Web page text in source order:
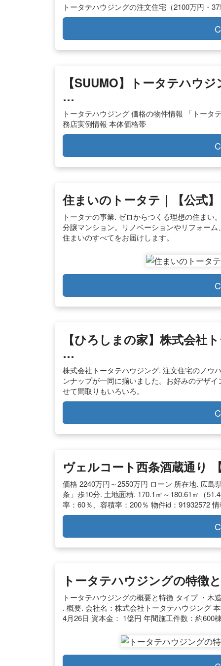
トータテハウジングの注文住宅（2100万円・
【SUUMO】トータテハウ
…
トータテハウジング 価格の物件情報 「トー
務店実例情報 本体価格帯
住まいのトータテ｜【公式
トータテの事業. ゼロからつくる理想の住ま
分譲マンション。リノベーションやリフォー
住まいのすべてをお届けします。
【ひろしまの家】株式会社
…
株式会社トータテハウジング. 注文住宅のノウ
ンナップが一同に揃いました。お好みのデザ
せて間取りもいろいろ。
ヴェルコート西条酒蔵通り
価格 2240万円～2550万円 ローン 所在地. 広
条」歩10分. 土地面積. 170.1㎡～180.61㎡（
率：60％、容積率：200％ 物件id：91932572
トータテハウジングの特徴
トータテハウジングの概要と特徴 タイプ ・
. 概要. 会社名：株式会社トータテハウジング
4月26日 資本金： 1億円 年間施工件数：約600